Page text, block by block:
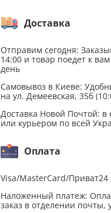
Доставка
Отправим сегодня:
14:00 и товар поедет к
день
Самовывоз в Киеве:
на ул. Демеевская, 35б
Доставка Новой Почтой: в
или курьером по всей
Оплата
Visa/MasterCard/Приват24
Наложенный платеж:
заказ в отделении почты,